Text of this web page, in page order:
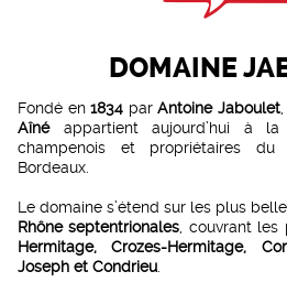
DOMAINE
Fondé en1834 parAntoine Jaboulet
Aînéappartient aujourd’hui à la
champenois et propriétaires
Bordeaux.
Le domaine s’étend sur les plus
Rhône septentrionales , couvrant
Hermitage, Crozes-Hermitage,
Joseph et Condrieu